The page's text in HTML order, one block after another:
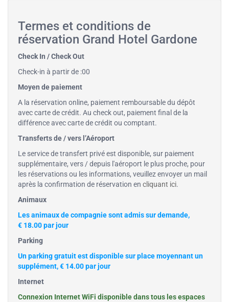
Termes et conditions de
réservation Grand Hotel Gardone
Check In / Check Out
Check-in à partir de :00
Moyen de paiement
A la réservation online, paiement remboursable du dépôt
avec carte de crédit. Au check out, paiement final de la
différence avec carte de crédit ou comptant.
Transferts de / vers l’Aéroport
Le service de transfert privé est disponible, sur paiement
supplémentaire, vers / depuis l'aéroport le plus proche, pour
les réservations ou les informations, veuillez envoyer un mail
après la confirmation de réservation en cliquant ici.
Animaux
Les animaux de compagnie sont admis sur demande,
€ 18.00 par jour
Parking
Un parking gratuit est disponible sur place moyennant un
supplément, € 14.00 par jour
Internet
Connexion Internet WiFi disponible dans tous les espaces